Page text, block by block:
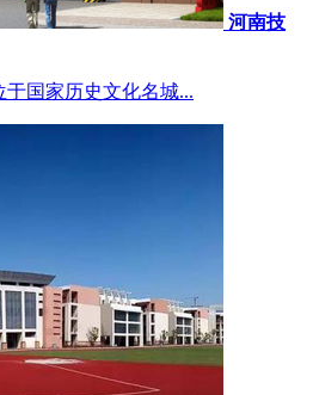
河南技
国家历史文化名城...